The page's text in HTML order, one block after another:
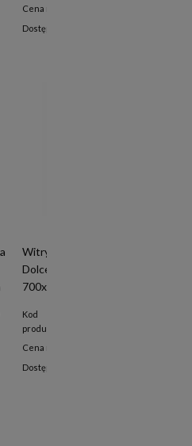
Cena netto:
Dostępność:
Witryna cukiernicza chłodnicza
Dolce Visione Basic 700 |
700x670x1300 mm
Kod
produktu:
Cena netto:
Dostępność: